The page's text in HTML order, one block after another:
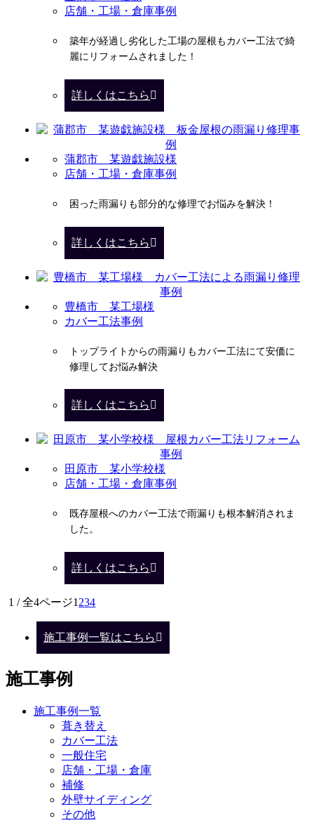
店舗・工場・倉庫事例
築年が経過し劣化した工場の屋根もカバー工法で綺
麗にリフォームされました！
詳しくはこちら
蒲郡市 某遊戯施設様
店舗・工場・倉庫事例
困った雨漏りも部分的な修理でお悩みを解決！
詳しくはこちら
豊橋市 某工場様
カバー工法事例
トップライトからの雨漏りもカバー工法にて安価に
修理してお悩み解決
詳しくはこちら
田原市 某小学校様
店舗・工場・倉庫事例
既存屋根へのカバー工法で雨漏りも根本解消されま
した。
詳しくはこちら
1 / 全4ページ1 234
施工事例一覧はこちら
施工事例
施工事例一覧
葺き替え
カバー工法
一般住宅
店舗・工場・倉庫
補修
外壁サイディング
その他